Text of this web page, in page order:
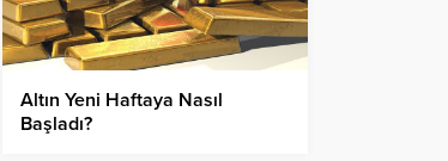
Altın Yeni Haftaya Nasıl
Başladı?